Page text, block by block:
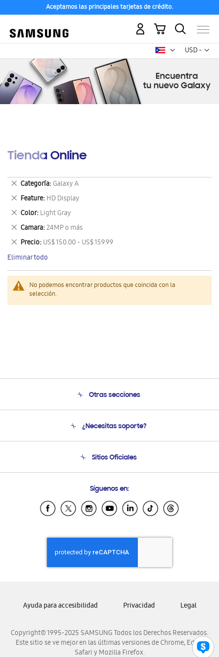
Aceptamos las principales tarjetas de crédito.
USD -
dólar
Mi carrito
Tienda Online
No podemos encontrar productos que coincida con la
selección.
Categoría Galaxy A
Eliminar
este
artículo
Feature HD Display
Eliminar
este
artículo
Color Light Gray
Eliminar
este
artículo
Camara 24MP o más
Eliminar
este
artículo
Precio US$ 150.00 - US$ 159.99
Eliminar
este
artículo
Eliminar todo
Otras secciones
Soporte
Condiciones de Compra
¿Necesitas soporte?
Soporte vía eMail
Sitios Oficiales
Samsung Ecuador
Samsung El Salvador
Samsung Honduras
Samsung Nicaragua
Samsung Panamá
Samsung Venezuela
Síguenos en:
Copyright© 1995-2025 SAMSUNG Todos los Derechos Reservados.
Este sitio se ve mejor en las últimas versiones de Chrome, Edge,
Safari y Mozilla Firefox.
Ayuda para accesibilidad Privacidad Legal